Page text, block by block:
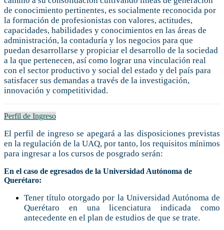
de conocimiento pertinentes, es socialmente reconocida por
la formación de profesionistas con valores, actitudes,
capacidades, habilidades y conocimientos en las áreas de
administración, la contaduría y los negocios para que
puedan desarrollarse y propiciar el desarrollo de la sociedad
a la que pertenecen, así como lograr una vinculación real
con el sector productivo y social del estado y del país para
satisfacer sus demandas a través de la investigación,
innovación y competitividad.
Perfil de Ingreso
El perfil de ingreso se apegará a las disposiciones previstas
en la regulación de la UAQ, por tanto, los requisitos mínimos
para ingresar a los cursos de posgrado serán:
En el caso de egresados de la Universidad Autónoma de
Querétaro:
Tener título otorgado por la Universidad Autónoma de
Querétaro en una licenciatura indicada como
antecedente en el plan de estudios de que se trate.